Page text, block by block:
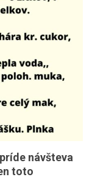
návšteva
toto